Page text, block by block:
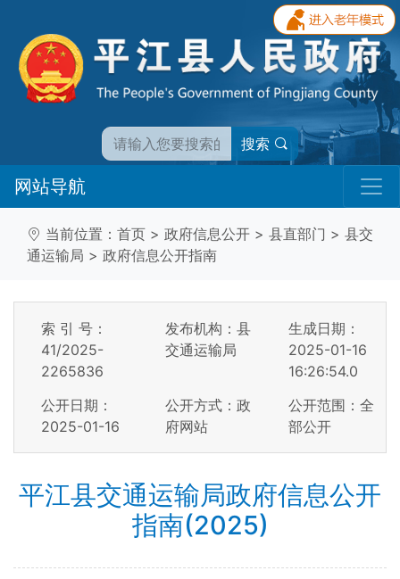
搜索
网站导航
当前位置： 首页 > 政府信息公开 > 县直部门 > 县交
通运输局 > 政府信息公开指南
索 引 号：
41/2025-
2265836
发布机构：县
交通运输局
生成日期：
2025-01-16
16:26:54.0
公开日期：
2025-01-16
公开方式：政
府网站
公开范围：全
部公开
平江县交通运输局政府信息公开
指南(2025)